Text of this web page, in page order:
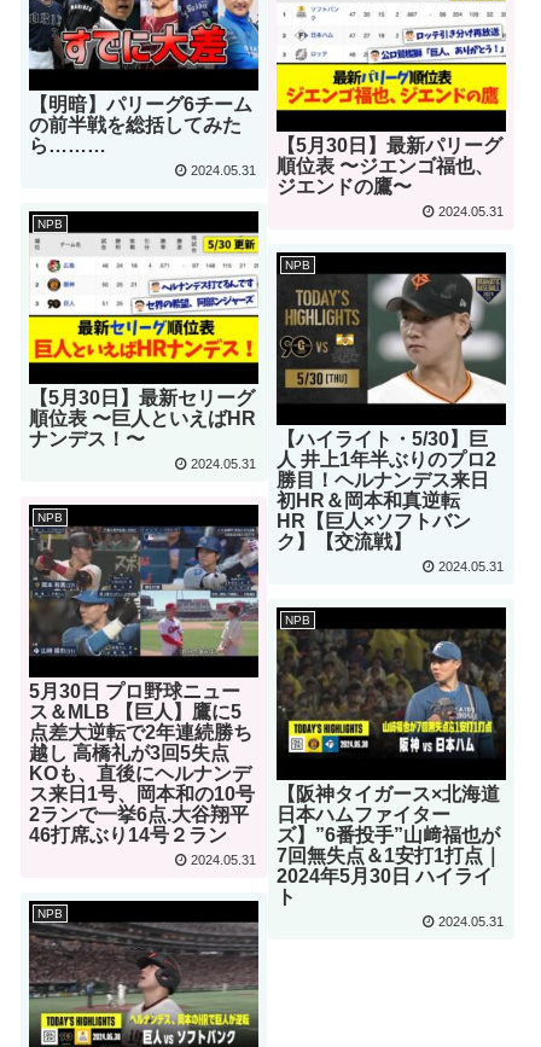
【明暗】パリーグ6チーム
の前半戦を総括してみた
ら………
2024.05.31
【5月30日】最新パリーグ
順位表 〜ジエンゴ福也、
ジエンドの鷹〜
2024.05.31
NPB
【5月30日】最新セリーグ
順位表 〜巨人といえばHR
ナンデス！〜
2024.05.31
NPB
【ハイライト・5/30】巨
人 井上1年半ぶりのプロ2
勝目！ヘルナンデス来日
初HR＆岡本和真逆転
HR【巨人×ソフトバン
ク】【交流戦】
2024.05.31
NPB
5月30日 プロ野球ニュー
ス＆MLB 【巨人】鷹に5
点差大逆転で2年連続勝ち
越し 高橋礼が3回5失点
KOも、直後にヘルナンデ
ス来日1号、岡本和の10号
2ランで一挙6点.大谷翔平
46打席ぶり14号２ラン
2024.05.31
NPB
【阪神タイガース×北海道
日本ハムファイター
ズ】”6番投手”山﨑福也が
7回無失点＆1安打1打点｜
2024年5月30日 ハイライ
ト
2024.05.31
NPB